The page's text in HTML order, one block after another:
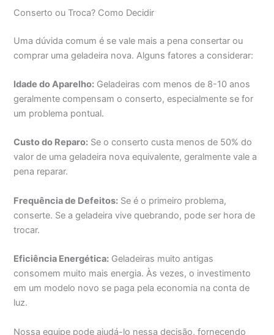
Conserto ou Troca? Como Decidir
Uma dúvida comum é se vale mais a pena consertar ou
comprar uma geladeira nova. Alguns fatores a considerar:
Idade do Aparelho: Geladeiras com menos de 8-10 anos
geralmente compensam o conserto, especialmente se for
um problema pontual.
Custo do Reparo: Se o conserto custa menos de 50% do
valor de uma geladeira nova equivalente, geralmente vale a
pena reparar.
Frequência de Defeitos: Se é o primeiro problema,
conserte. Se a geladeira vive quebrando, pode ser hora de
trocar.
Eficiência Energética: Geladeiras muito antigas
consomem muito mais energia. Às vezes, o investimento
em um modelo novo se paga pela economia na conta de
luz.
Nossa equipe pode ajudá-lo nessa decisão, fornecendo